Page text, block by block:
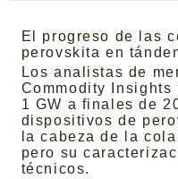
El progreso de las
perovskita en
Los analistas de
Commodity
1 GW a finales de
dispositivos de
la cabeza de la
pero su
técnicos.